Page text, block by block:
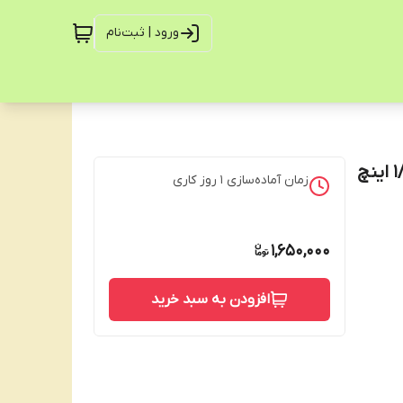
ورود | ثبت‌نام
زمان آماده‌سازی 1 روز کاری
1,650,000
افزودن به سبد خرید